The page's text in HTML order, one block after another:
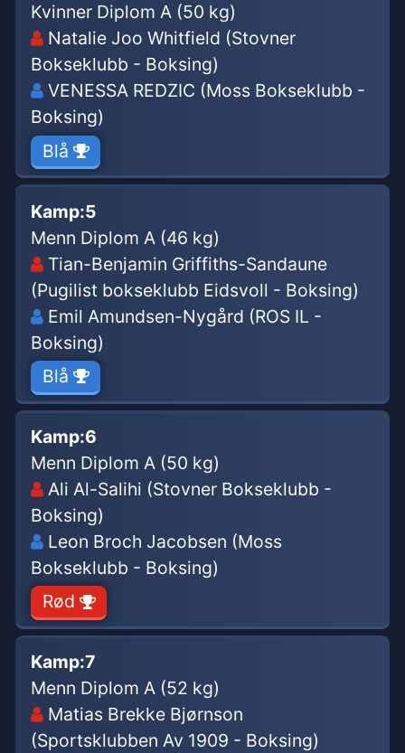
Kvinner Diplom A (50 kg)
Natalie Joo Whitfield (Stovner
Bokseklubb - Boksing)
VENESSA REDZIC (Moss Bokseklubb -
Boksing)
Blå
Kamp:5
Menn Diplom A (46 kg)
Tian-Benjamin Griffiths-Sandaune
(Pugilist bokseklubb Eidsvoll - Boksing)
Emil Amundsen-Nygård (ROS IL -
Boksing)
Blå
Kamp:6
Menn Diplom A (50 kg)
Ali Al-Salihi (Stovner Bokseklubb -
Boksing)
Leon Broch Jacobsen (Moss
Bokseklubb - Boksing)
Rød
Kamp:7
Menn Diplom A (52 kg)
Matias Brekke Bjørnson
(Sportsklubben Av 1909 - Boksing)